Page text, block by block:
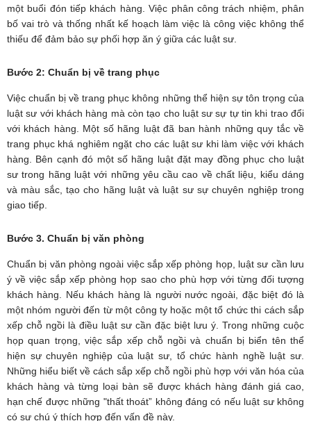
một buổi đón tiếp khách hàng. Việc phân công trách nhiệm, phân
bố vai trò và thống nhất kế hoạch làm việc là công việc không thể
thiếu để đảm bảo sự phối hợp ăn ý giữa các luật sư.
Bước 2: Chuẩn bị về trang phục
Việc chuẩn bị về trang phục không những thể hiện sự tôn trọng của
luật sư với khách hàng mà còn tạo cho luật sư sự tự tin khi trao đổi
với khách hàng. Một số hãng luật đã ban hành những quy tắc về
trang phục khá nghiêm ngặt cho các luật sư khi làm việc với khách
hàng. Bên cạnh đó một số hãng luật đặt may đồng phục cho luật
sư trong hãng luật với những yêu cầu cao về chất liệu, kiểu dáng
và màu sắc, tạo cho hãng luật và luật sư sự chuyên nghiệp trong
giao tiếp.
Bước 3. Chuẩn bị văn phòng
Chuẩn bị văn phòng ngoài việc sắp xếp phòng họp, luật sư cần lưu
ý về việc sắp xếp phòng họp sao cho phù hợp với từng đối tượng
khách hàng. Nếu khách hàng là người nước ngoài, đặc biệt đó là
một nhóm người đến từ một công ty hoặc một tổ chức thi cách sắp
xếp chỗ ngồi là điều luật sư cần đặc biệt lưu ý. Trong những cuộc
họp quan trọng, việc sắp xếp chỗ ngồi và chuẩn bị biển tên thể
hiện sự chuyên nghiệp của luật sư, tổ chức hành nghề luật sư.
Những hiểu biết về cách sắp xếp chỗ ngồi phù hợp với văn hóa của
khách hàng và từng loại bàn sẽ được khách hàng đánh giá cao,
hạn chế được những "thất thoát” không đáng có nếu luật sư không
có sự chú ý thích hợp đến vấn đề này.